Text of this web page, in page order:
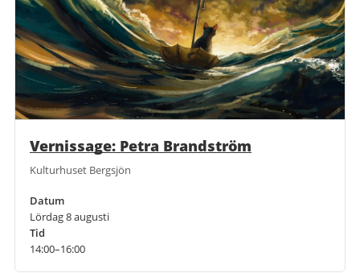
Vernissage: Petra Brandström
Kulturhuset Bergsjön
Datum
Lördag 8 augusti
Tid
14:00–16:00